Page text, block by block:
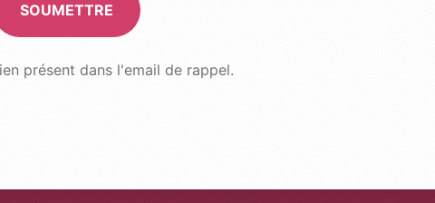
SOUMETTRE
présent dans l'email de rappel.